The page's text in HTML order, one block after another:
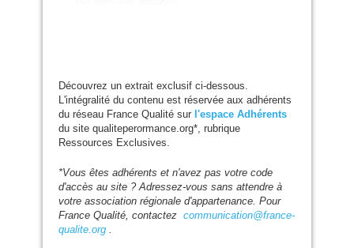
Découvrez un extrait exclusif ci-dessous.
L'intégralité du contenu est réservée aux adhérents
du réseau France Qualité sur l'espace Adhérents
du site qualiteperormance.org*, rubrique
Ressources Exclusives.
*Vous êtes adhérents et n'avez pas votre code
d'accès au site ? Adressez-vous sans attendre à
votre association régionale d'appartenance. Pour
France Qualité, contactez communication@france-
qualite.org .